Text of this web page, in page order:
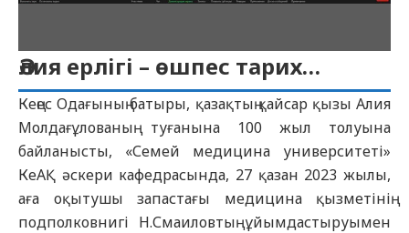
Әлия ерлігі – өшпес тарих…
Кеңес Одағының батыры, қазақтың қайсар қызы Алия
Молдағұлованың туғанына 100 жыл толуына
байланысты, «Семей медицина университеті»
КеАҚ әскери кафедрасында, 27 қазан 2023 жылы,
аға оқытушы запастағы медицина қызметінің
подполковнигі Н.Смаиловтың ұйымдастыруымен